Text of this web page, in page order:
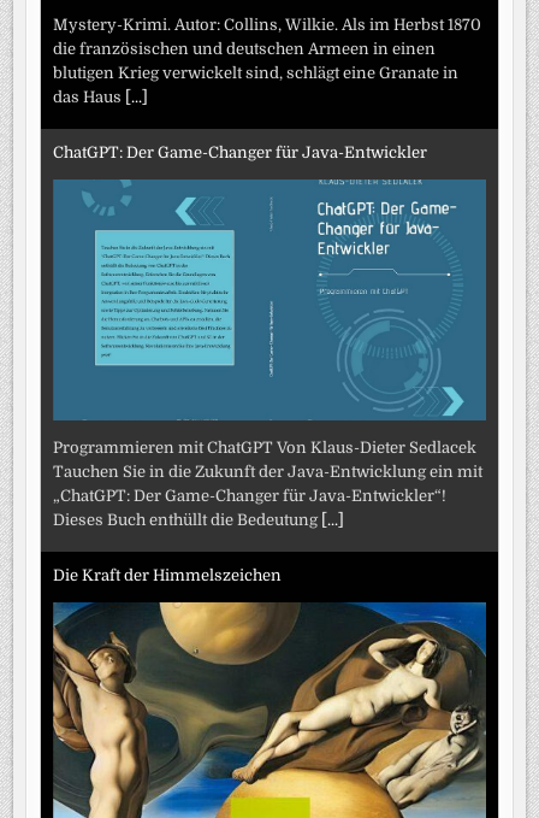
Mystery-Krimi. Autor: Collins, Wilkie. Als im Herbst 1870
die französischen und deutschen Armeen in einen
blutigen Krieg verwickelt sind, schlägt eine Granate in
das Haus
[...]
ChatGPT: Der Game-Changer für Java-Entwickler
Programmieren mit ChatGPT Von Klaus-Dieter Sedlacek
Tauchen Sie in die Zukunft der Java-Entwicklung ein mit
„ChatGPT: Der Game-Changer für Java-Entwickler“!
Dieses Buch enthüllt die Bedeutung [...]
Die Kraft der Himmelszeichen